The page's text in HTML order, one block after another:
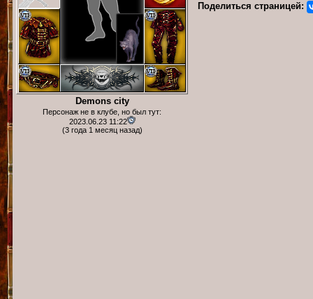
Demons city
Персонаж не в клубе, но был тут:
2023.06.23 11:22
(3 года 1 месяц назад)
Поделиться страницей: